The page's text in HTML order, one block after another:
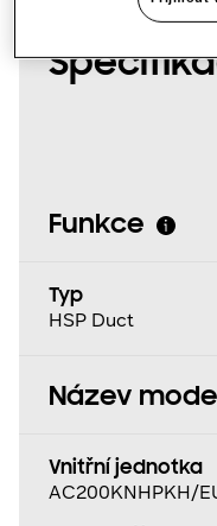
Funkce
Typ
HSP Duct
Název
Vnitřní jednotka
AC200KNHPKH/